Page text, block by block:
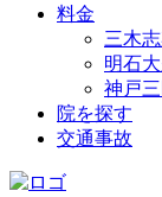
料金
三木
明石
神戸三
院を探す
交通事故